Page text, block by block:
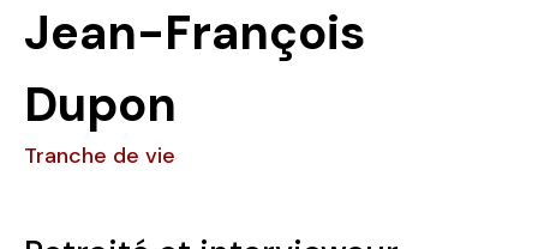
Jean-François
Dupon
Tranche de vie